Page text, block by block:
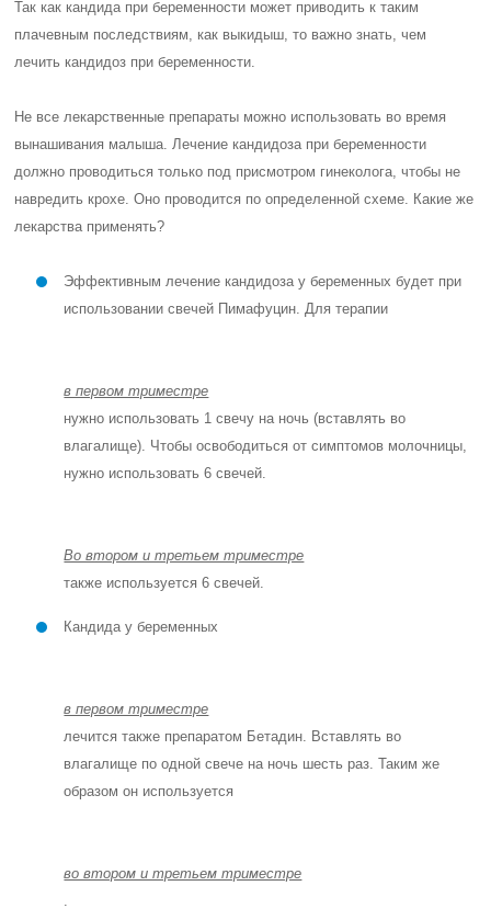
Так как кандида при беременности может приводить к таким
плачевным последствиям, как выкидыш, то важно знать, чем
лечить кандидоз при беременности.
Не все лекарственные препараты можно использовать во время
вынашивания малыша. Лечение кандидоза при беременности
должно проводиться только под присмотром гинеколога, чтобы не
навредить крохе. Оно проводится по определенной схеме. Какие же
лекарства применять?
Эффективным лечение кандидоза у беременных будет при
использовании свечей Пимафуцин. Для терапии
в первом триместре
нужно использовать 1 свечу на ночь (вставлять во
влагалище). Чтобы освободиться от симптомов молочницы,
нужно использовать 6 свечей.
Во втором и третьем триместре
также используется 6 свечей.
Кандида у беременных
в первом триместре
лечится также препаратом Бетадин. Вставлять во
влагалище по одной свече на ночь шесть раз. Таким же
образом он используется
во втором и третьем триместре